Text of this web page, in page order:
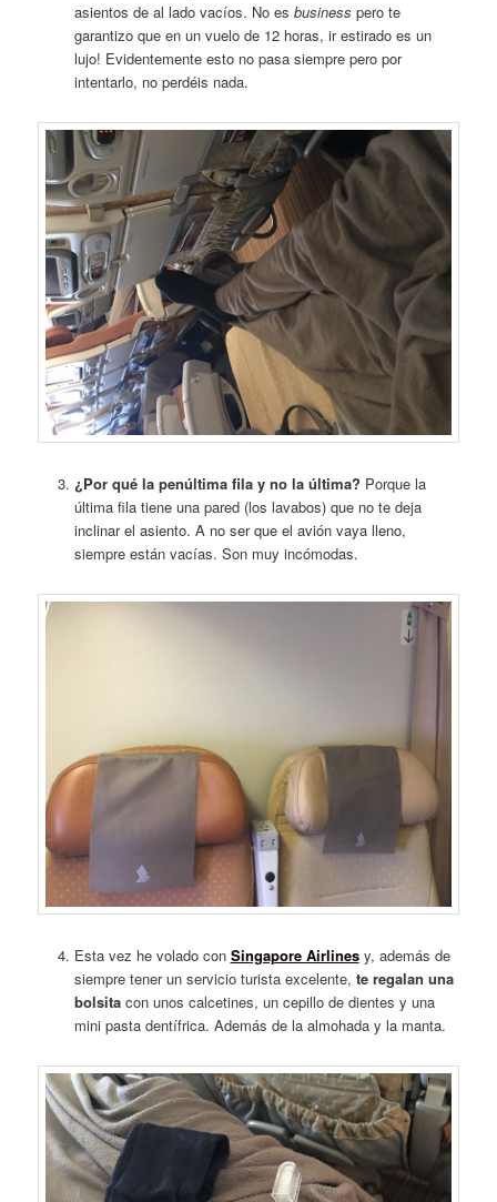
asientos de al lado vacíos. No es business pero te
garantizo que en un vuelo de 12 horas, ir estirado es un
lujo! Evidentemente esto no pasa siempre pero por
intentarlo, no perdéis nada.
¿Por qué la penúltima fila y no la última? Porque la
última fila tiene una pared (los lavabos) que no te deja
inclinar el asiento. A no ser que el avión vaya lleno,
siempre están vacías. Son muy incómodas.
Esta vez he volado con Singapore Airlinesy, además de
siempre tener un servicio turista excelente, te regalan una
bolsita con unos calcetines, un cepillo de dientes y una
mini pasta dentífrica. Además de la almohada y la manta.